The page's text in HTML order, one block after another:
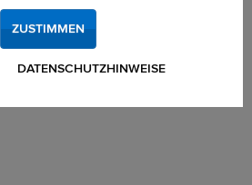
DATENSCHUTZHINWEISE
ZUSTIMMEN